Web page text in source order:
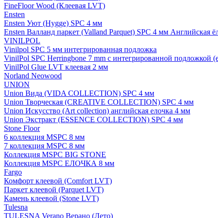
FineFloor Wood (Клеевая LVT)
Ensten
Ensten Уют (Hygge) SPC 4 мм
Ensten Валланд паркет (Valland Parquet) SPC 4 мм Английская
VINILPOL
Vinilpol SPC 5 мм интегрированная подложка
VinilPol SPC Herringbone 7 mm с интегрированной подложкой
VinilPol Glue LVT клеевая 2 мм
Norland Neowood
UNION
Union Вида (VIDA COLLECTION) SPC 4 мм
Union Творческая (CREATIVE COLLECTION) SPC 4 мм
Union Искусство (Art collection) английская елочка 4 мм
Union Экстракт (ESSENCE COLLECTION) SPC 4 мм
Stone Floor
6 коллекция MSPC 8 мм
7 коллекция MSPC 8 мм
Коллекция MSPC BIG STONE
Коллекция MSPC ЕЛОЧКА 8 мм
Fargo
Комфорт клеевой (Comfort LVT)
Паркет клеевой (Parquet LVT)
Камень клеевой (Stone LVT)
Tulesna
TULESNA Verano Верано (Лето)